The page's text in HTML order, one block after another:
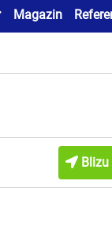
Magazin
Blizu